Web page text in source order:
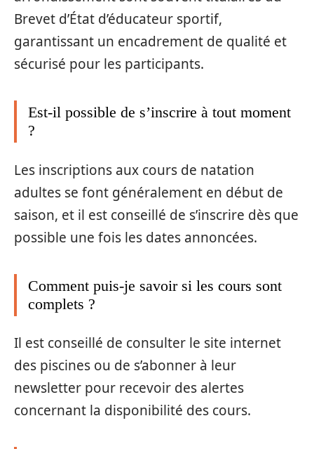
Brevet d’État d’éducateur sportif,
garantissant un encadrement de qualité et
sécurisé pour les participants.
Est-il possible de s’inscrire à tout moment
?
Les inscriptions aux cours de natation
adultes se font généralement en début de
saison, et il est conseillé de s’inscrire dès que
possible une fois les dates annoncées.
Comment puis-je savoir si les cours sont
complets ?
Il est conseillé de consulter le site internet
des piscines ou de s’abonner à leur
newsletter pour recevoir des alertes
concernant la disponibilité des cours.